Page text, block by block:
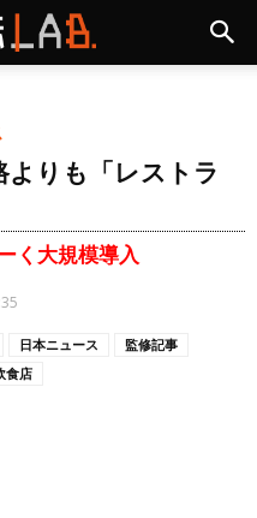
よりも「レストラ
く大規模導入
日本ニュース
監修記事
食店